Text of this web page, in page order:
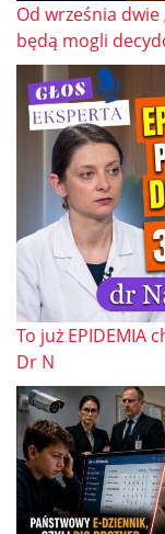
Od września
będą mogli
To już EPIDEMIA
Dr N